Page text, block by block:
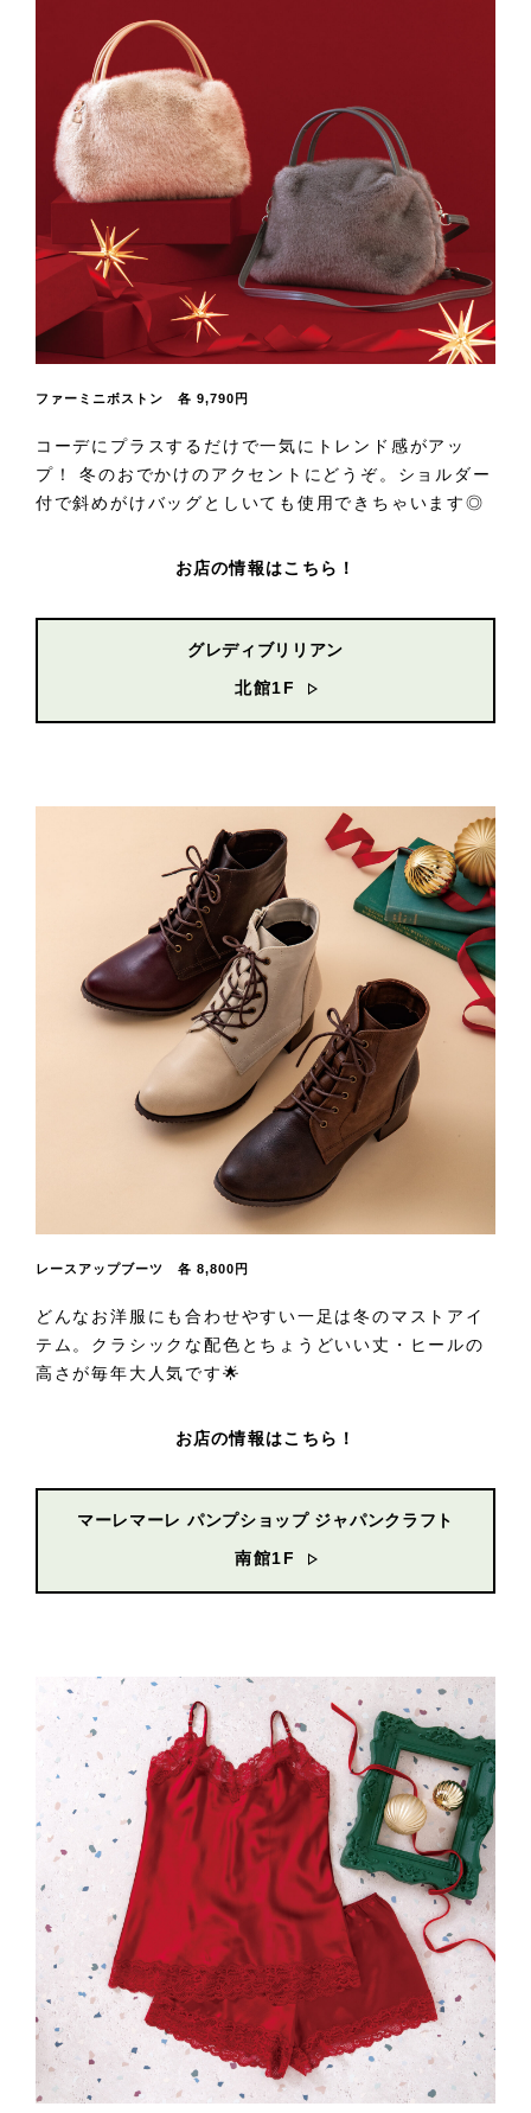
ファーミニボストン 各 9,790円
コーデにプラスするだけで一気にトレンド感がアッ
プ！ 冬のおでかけのアクセントにどうぞ。ショルダー
付で斜めがけバッグとしいても使用できちゃいます◎
お店の情報はこちら！
グレディブリリアン
北館1F
レースアップブーツ 各 8,800円
どんなお洋服にも合わせやすい一足は冬のマストアイ
テム。クラシックな配色とちょうどいい丈・ヒールの
高さが毎年大人気です🌟
お店の情報はこちら！
マーレマーレ パンプショップ ジャパンクラフト
南館1F